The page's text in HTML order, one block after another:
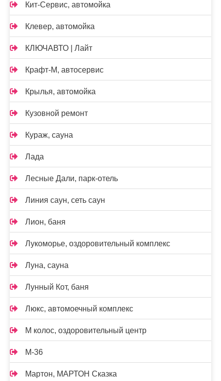
Кит-Сервис, автомойка
Клевер, автомойка
КЛЮЧАВТО | Лайт
Крафт-М, автосервис
Крылья, автомойка
Кузовной ремонт
Кураж, сауна
Лада
Лесные Дали, парк-отель
Линия саун, сеть саун
Лион, баня
Лукоморье, оздоровительный комплекс
Луна, сауна
Лунный Кот, баня
Люкс, автомоечный комплекс
М колос, оздоровительный центр
М-36
Мартон, МАРТОН Сказка